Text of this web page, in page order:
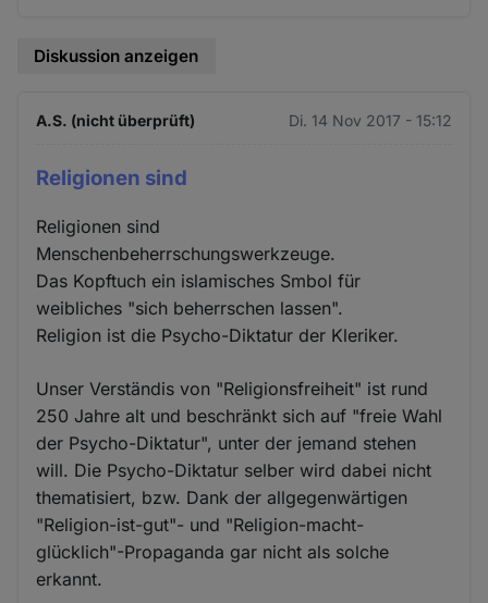
Diskussion anzeigen
A.S. (nicht überprüft) Di. 14 Nov 2017 - 15:12
Religionen sind
Religionen sind
Menschenbeherrschungswerkzeuge.
Das Kopftuch ein islamisches Smbol für
weibliches "sich beherrschen lassen".
Religion ist die Psycho-Diktatur der Kleriker.
Unser Verständis von "Religionsfreiheit" ist rund
250 Jahre alt und beschränkt sich auf "freie Wahl
der Psycho-Diktatur", unter der jemand stehen
will. Die Psycho-Diktatur selber wird dabei nicht
thematisiert, bzw. Dank der allgegenwärtigen
"Religion-ist-gut"- und "Religion-macht-
glücklich"-Propaganda gar nicht als solche
erkannt.